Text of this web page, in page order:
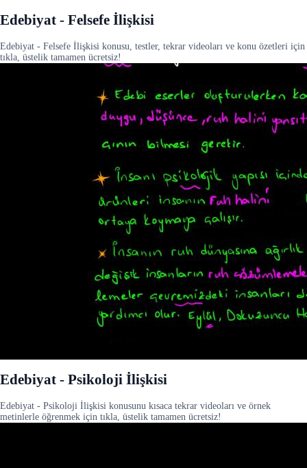
Edebiyat - Felsefe İlişkisi
Edebiyat - Felsefe İlişkisi konusu, testler, tekrar videoları ve konu özetleri için
tıkla, üstelik tamamen ücretsiz!
Edebiyat - Psikoloji İlişkisi
Edebiyat - Psikoloji İlişkisi konusunu kısaca tekrar videoları ve örnek
metinlerle öğrenmek için tıkla, üstelik tamamen ücretsiz!